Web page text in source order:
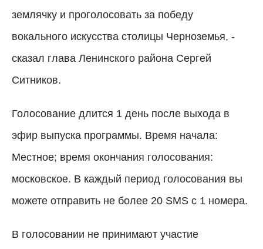
землячку и проголосовать за победу
вокального искусства столицы Черноземья, -
сказал глава Ленинского района Сергей
Ситников.
Голосование длится 1 день после выхода в
эфир выпуска программы. Время начала:
Местное; время окончания голосования:
московское. В каждый период голосования вы
можете отправить не более 20 SMS с 1 номера.
В голосовании не принимают участие